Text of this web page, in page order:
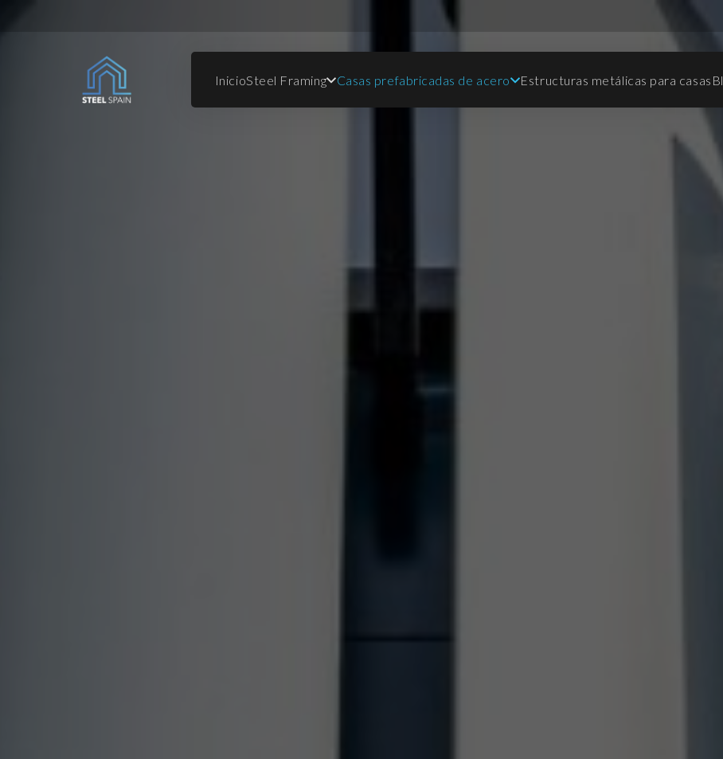
InicioSteel Framing Casas prefabricadas de acero Estructuras metálicas para casas